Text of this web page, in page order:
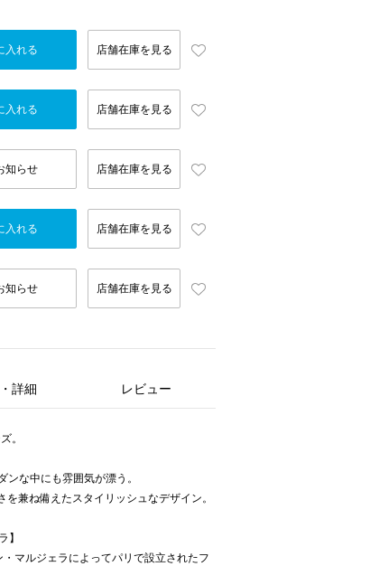
入れる 店舗在庫を見る
入れる 店舗在庫を見る
知らせ 店舗在庫を見る
入れる 店舗在庫を見る
知らせ 店舗在庫を見る
詳細 レビュー
。
な中にも雰囲気が漂う。
兼ね備えたスタイリッシュなデザイン。
】
マルジェラによってパリで設立されたフ